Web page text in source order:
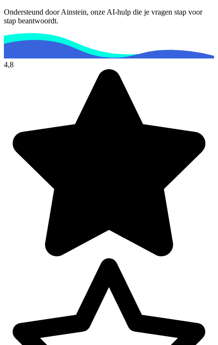
Ondersteund door Ainstein, onze AI-hulp die je vragen stap voor
stap beantwoordt.
4,8